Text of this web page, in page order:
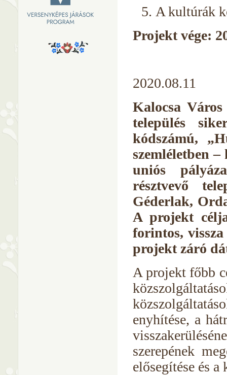
A kultúrák
Projekt vége:
2020.08.11
Kalocsa
település
kódszámú,
szemléletben
uniós
résztvevő
Géderlak,
A projekt
forintos,
projekt záró
A projekt főbb
enyhítése, a
szerepének
elősegítése és